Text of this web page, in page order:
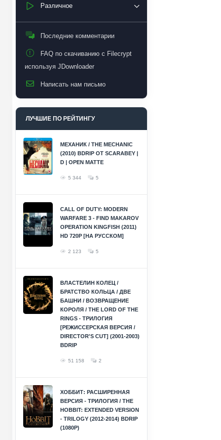
Различное
Последние комментарии
FAQ по скачиванию с Filecrypt
используя JDownloader
Написать нам письмо
ЛУЧШИЕ ПО РЕЙТИНГУ
МЕХАНИК / THE MECHANIC
(2010) BDRIP ОТ SCARABEY |
D | OPEN MATTE
5 344 5
CALL OF DUTY: MODERN
WARFARE 3 - FIND MAKAROV
OPERATION KINGFISH (2011)
HD 720P [НА РУССКОМ]
2 123 5
ВЛАСТЕЛИН КОЛЕЦ /
БРАТСТВО КОЛЬЦА / ДВЕ
БАШНИ / ВОЗВРАЩЕНИЕ
КОРОЛЯ / THE LORD OF THE
RINGS - ТРИЛОГИЯ
[РЕЖИССЕРСКАЯ ВЕРСИЯ /
DIRECTOR'S CUT] (2001-2003)
BDRIP
51 158 2
ХОББИТ: РАСШИРЕННАЯ
ВЕРСИЯ - ТРИЛОГИЯ / THE
HOBBIT: EXTENDED VERSION
- TRILOGY (2012-2014) BDRIP
(1080P)